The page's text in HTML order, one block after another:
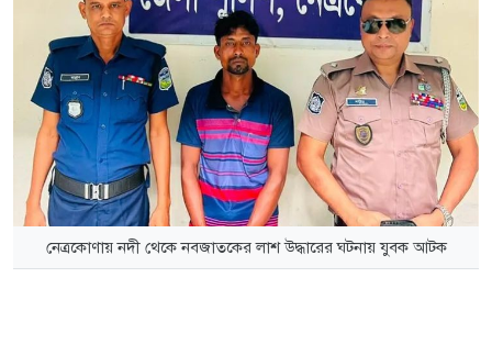
নেত্রকোণায় নদী থেকে নবজাতকের লাশ উদ্ধারের ঘটনায় যুবক আটক